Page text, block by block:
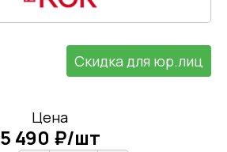
Скидка для юр.лиц
Цена
5 490 ₽/шт